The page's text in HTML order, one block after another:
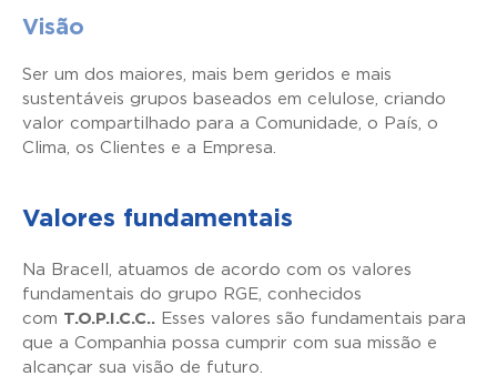
Visão
Ser um dos maiores, mais bem geridos e mais
sustentáveis grupos baseados em celulose, criando
valor compartilhado para a Comunidade, o País, o
Clima, os Clientes e a Empresa.
Valores fundamentais
Na Bracell, atuamos de acordo com os valores
fundamentais do grupo RGE, conhecidos
com T.O.P.I.C.C.. Esses valores são fundamentais para
que a Companhia possa cumprir com sua missão e
alcançar sua visão de futuro.